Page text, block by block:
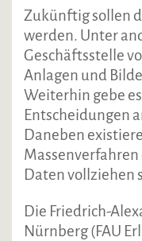
Zukünftig sollen
werden. Unter
Geschäftsstelle
Anlagen und
Weiterhin gebe
Entscheidungen
Daneben
Daten vollziehen
Die Friedrich-
Nürnberg (FAU